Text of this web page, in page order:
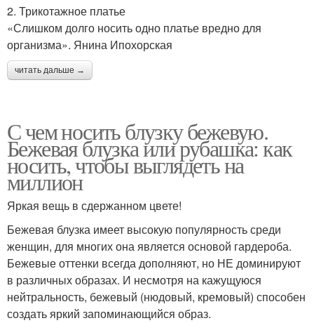
2. Трикотажное платье
«Слишком долго носить одно платье вредно для
организма». Янина Ипохорская
читать дальше →
С чем носить блузку бежевую.
Бежевая блузка или рубашка: как
носить, чтобы выглядеть на
миллион
Яркая вещь в сдержанном цвете!
Бежевая блузка имеет высокую популярность среди
женщин, для многих она является основой гардероба.
Бежевые оттенки всегда дополняют, но НЕ доминируют
в различных образах. И несмотря на кажущуюся
нейтральность, бежевый (нюдовый, кремовый) способен
создать яркий запоминающийся образ.